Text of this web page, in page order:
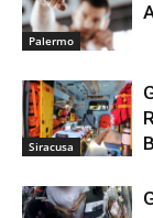
Palermo
Siracusa